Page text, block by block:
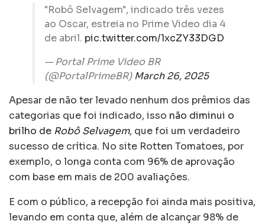
"Robô Selvagem", indicado três vezes
ao Oscar, estreia no Prime Video dia 4
de abril. pic.twitter.com/1xcZY33DGD
— Portal Prime Video BR
(@PortalPrimeBR)March 26, 2025
Apesar de não ter levado nenhum dos prêmios das
categorias que foi indicado, isso não diminui o
brilho de Robô Selvagem, que foi um verdadeiro
sucesso de crítica. No site Rotten Tomatoes, por
exemplo, o longa conta com 96% de aprovação
com base em mais de 200 avaliações.
E com o público, a recepção foi ainda mais positiva,
levando em conta que, além de alcançar 98% de